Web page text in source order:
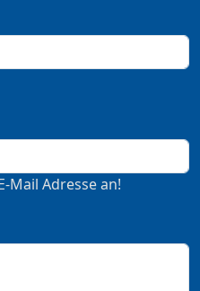
Mail Adresse an!